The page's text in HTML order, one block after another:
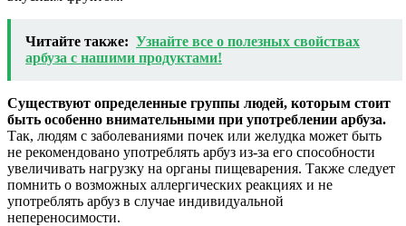
Читайте также: Узнайте все о полезных свойствах
арбуза с нашими продуктами!
Существуют определенные группы людей, которым стоит
быть особенно внимательными при употреблении арбуза.
Так, людям с заболеваниями почек или желудка может быть
не рекомендовано употреблять арбуз из-за его способности
увеличивать нагрузку на органы пищеварения. Также следует
помнить о возможных аллергических реакциях и не
употреблять арбуз в случае индивидуальной
непереносимости.